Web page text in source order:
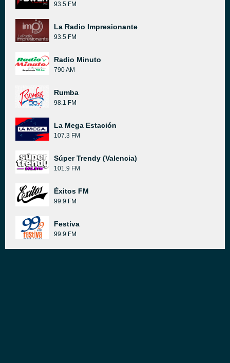
93.5 FM
La Radio Impresionante
93.5 FM
Radio Minuto
790 AM
Rumba
98.1 FM
La Mega Estación
107.3 FM
Súper Trendy (Valencia)
101.9 FM
Éxitos FM
99.9 FM
Festiva
99.9 FM